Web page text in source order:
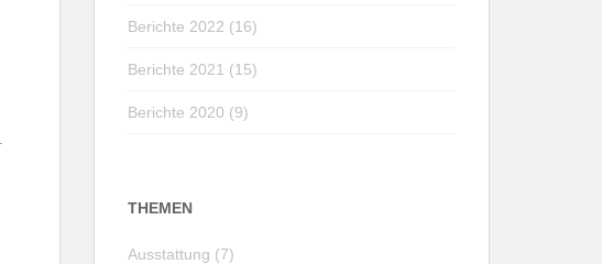
Berichte 2022 (16)
Berichte 2021 (15)
Berichte 2020 (9)
THEMEN
Ausstattung (7)